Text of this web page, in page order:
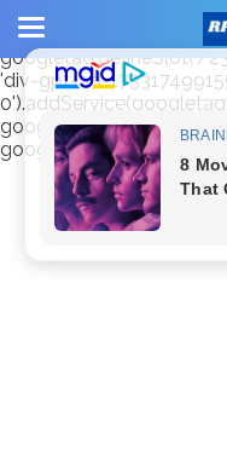
window.googletag =
googletag.defineSlot('/
'div-gpt-ad-